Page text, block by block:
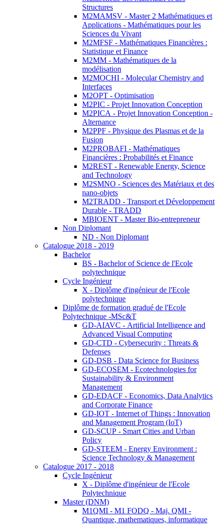
Structures
M2MAMSV - Master 2 Mathématiques et
Applications - Mathématiques pour les
Sciences du Vivant
M2MFSF - Mathématiques Financières :
Statistique et Finance
M2MM - Mathématiques de la
modélisation
M2MOCHI - Molecular Chemistry and
Interfaces
M2OPT - Optimisation
M2PIC - Projet Innovation Conception
M2PICA - Projet Innovation Conception -
Alternance
M2PPF - Physique des Plasmas et de la
Fusion
M2PROBAFI - Mathématiques
Financières : Probabilités et Finance
M2REST - Renewable Energy, Science
and Technology
M2SMNO - Sciences des Matériaux et des
nano-objets
M2TRADD - Transport et Développement
Durable - TRADD
MBIOENT - Master Bio-entrepreneur
Non Diplomant
ND - Non Diplomant
Catalogue 2018 - 2019
Bachelor
BS - Bachelor of Science de l'Ecole
polytechnique
Cycle Ingénieur
X - Diplôme d'ingénieur de l'Ecole
polytechnique
Diplôme de formation gradué de l'Ecole
Polytechnique -MSc&T
GD-AIAVC - Artificial Intelligence and
Advanced Visual Computing
GD-CTD - Cybersecurity : Threats &
Defenses
GD-DSB - Data Science for Business
GD-ECOSEM - Ecotechnologies for
Sustainability & Environment
Management
GD-EDACF - Economics, Data Analytics
and Corporate Finance
GD-IOT - Internet of Things : Innovation
and Management Program (IoT)
GD-SCUP - Smart Cities and Urban
Policy
GD-STEEM - Energy Environment :
Science Technology & Management
Catalogue 2017 - 2018
Cycle Ingénieur
X - Diplôme d'ingénieur de l'Ecole
Polytechnique
Master (DNM)
M1QMI - M1 FODQ - Maj. QMI -
Quantique, mathematiques, informatique